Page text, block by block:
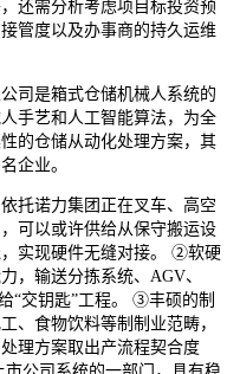
还需分析考虑项目标投资预
管度以及办事商的持久运维
是箱式仓储机械人系统的
手艺和人工智能算法，为全
的仓储从动化处理方案，其
企业。
诺力集团正在叉车、高空
可以或许供给从保守搬运设
实现硬件无缝对接。 ②软硬
，输送分拣系统、AGV、
“交钥匙”工程。 ③丰硕的制
、食物饮料等制制业范畴，
理方案取出产流程契合度